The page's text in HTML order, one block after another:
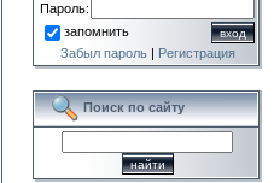
Пароль:
запомнить
Забыл пароль| Регистрация
Поиск по сайту